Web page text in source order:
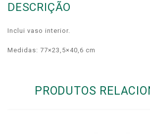
DESCRIÇÃO
Inclui vaso interior.
Medidas: 77×23,5×40,6 cm
PRODUTOS